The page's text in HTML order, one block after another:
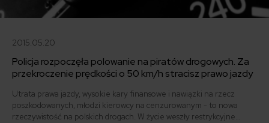
2015.05.20
Policja rozpoczęła polowanie na piratów drogowych. Za
przekroczenie prędkości o 50 km/h stracisz prawo jazdy
Utrata prawa jazdy, wysokie kary finansowe i nawiązki na rzecz
poszkodowanych, młodzi kierowcy na cenzurowanym - to nowa
rzeczywistość na polskich drogach. W życie weszły restrykcyjne